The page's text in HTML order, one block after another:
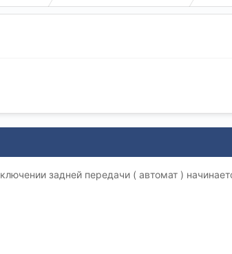
задней передачи ( автомат )